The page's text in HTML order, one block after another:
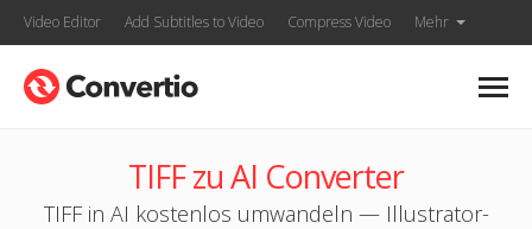
Video Editor Add Subtitles to Video Compress Video Mehr
TIFF zu AI Converter
TIFF in AI kostenlos umwandeln — Illustrator-